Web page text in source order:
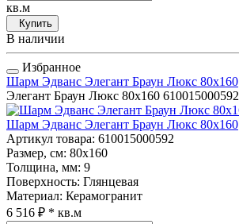
кв.м
Купить
В наличии
Избранное
Шарм Эдванс Элегант Браун Люкс 80x160
Элегант Браун Люкс 80x160 610015000592
Шарм Эдванс Элегант Браун Люкс 80x160
Артикул товара: 610015000592
Размер, см: 80x160
Толщина, мм: 9
Поверхность: Глянцевая
Материал: Керамогранит
6 516 ₽ * кв.м